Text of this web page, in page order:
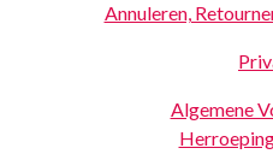
Annuleren,
Algemene